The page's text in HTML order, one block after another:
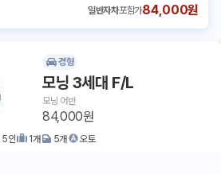
일반자차포함가84,000원
경형
모닝 3세대 F/L
모닝 어반
84,000원
5인 1개 5개 오토